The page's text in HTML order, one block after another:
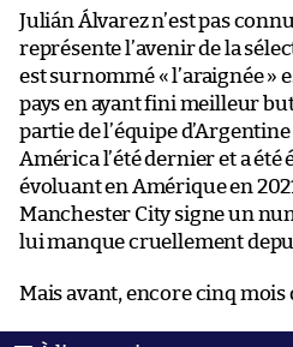
Julián Álvarez n’est pas
représente l’avenir de la
est surnommé « l’araignée »
pays en ayant fini meilleur
partie de l’équipe
América l’été dernier et a
évoluant en Amérique en
Manchester City signe un
lui manque cruellement
Mais avant, encore cinq mois